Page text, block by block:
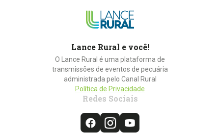
Lance Rural e você!
O Lance Rural é uma plataforma de
transmissões de eventos de pecuária
administrada pelo Canal Rural
Política de Privacidade
Redes Sociais